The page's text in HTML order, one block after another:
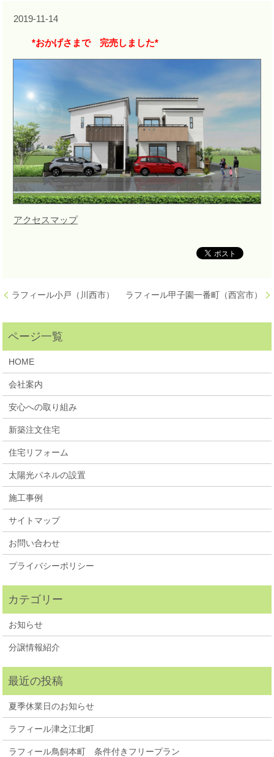
2019-11-14
*おかげさまで 完売しました*
アクセスマップ
ラフィール小戸（川西市） ラフィール甲子園一番町（西宮市）
HOME
会社案内
安心への取り組み
新築注文住宅
住宅リフォーム
太陽光パネルの設置
施工事例
サイトマップ
お問い合わせ
プライバシーポリシー
お知らせ
分譲情報紹介
夏季休業日のお知らせ
ラフィール津之江北町
ラフィール鳥飼本町 条件付きフリープラン